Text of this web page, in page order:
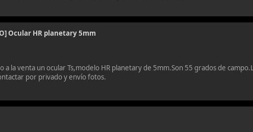
Ocular HR planetary 5mm
a la venta un ocular Ts,modelo HR planetary de 5mm.Son 55 grados de
por privado y envío fotos.